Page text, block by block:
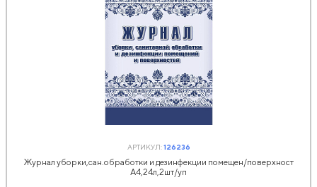
АРТИКУЛ:126236
Журнал уборки,сан.обработки и дезинфекции помещен/поверхност
А4,24л,2шт/уп